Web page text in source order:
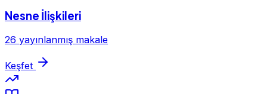
Nesne İlişkileri
26 yayınlanmış makale
Keşfet